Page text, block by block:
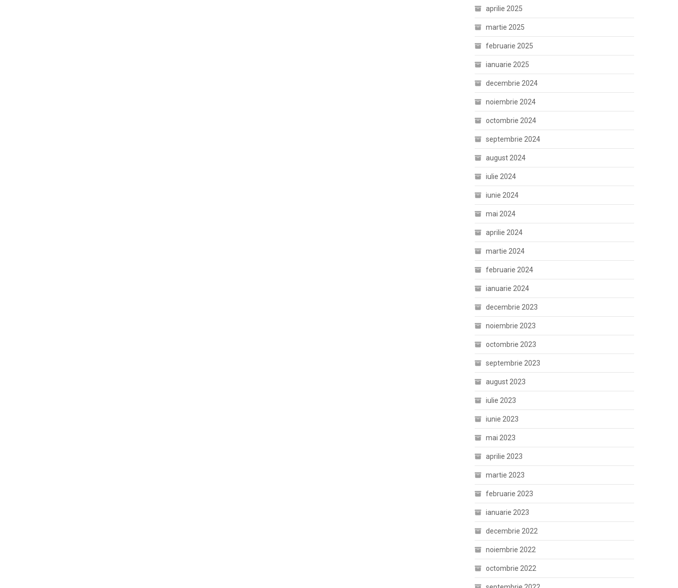
aprilie 2025
martie 2025
februarie 2025
ianuarie 2025
decembrie 2024
noiembrie 2024
octombrie 2024
septembrie 2024
august 2024
iulie 2024
iunie 2024
mai 2024
aprilie 2024
martie 2024
februarie 2024
ianuarie 2024
decembrie 2023
noiembrie 2023
octombrie 2023
septembrie 2023
august 2023
iulie 2023
iunie 2023
mai 2023
aprilie 2023
martie 2023
februarie 2023
ianuarie 2023
decembrie 2022
noiembrie 2022
octombrie 2022